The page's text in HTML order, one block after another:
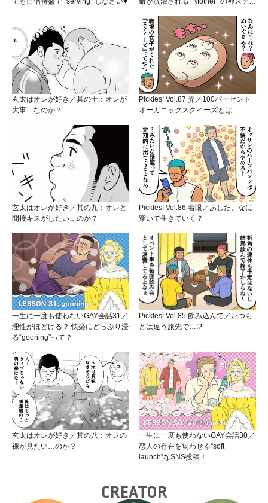
玄太はオレが好き／其の十：オレが
大事…なのか？
Pickles! Vol.87 弄／100パーセント
オーガニックスクイーズとは
玄太はオレが好き／其の九：オレと
間接キスがしたい…のか？
Pickles! Vol.86 着眼／あした、なに
穿いて生きていく？
一生に一度も使わないGAY会話31／
理性がほどける？ 快楽にどっぷり浸
る“gooning”って？
Pickles! Vol.85 飲み込んで／いつも
とは違う旅先で…!?
玄太はオレが好き／其の八：オレの
裸が見たい…のか？
一生に一度も使わないGAY会話30／
恋人の存在を匂わせる“soft
launch”なSNS投稿！
CREATOR